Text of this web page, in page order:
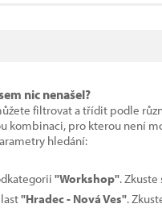
nic nenašel?
filtrovat a třídit podle
kombinaci, pro kterou není
hledání:
"Workshop". Zkuste
"Hradec - Nová Ves".